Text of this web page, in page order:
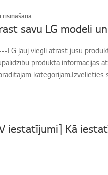
risināšana
savu LG modeli
LG ļauj viegli atrast jūsu
produkta informācijas
kategorijām.Izvēlieties